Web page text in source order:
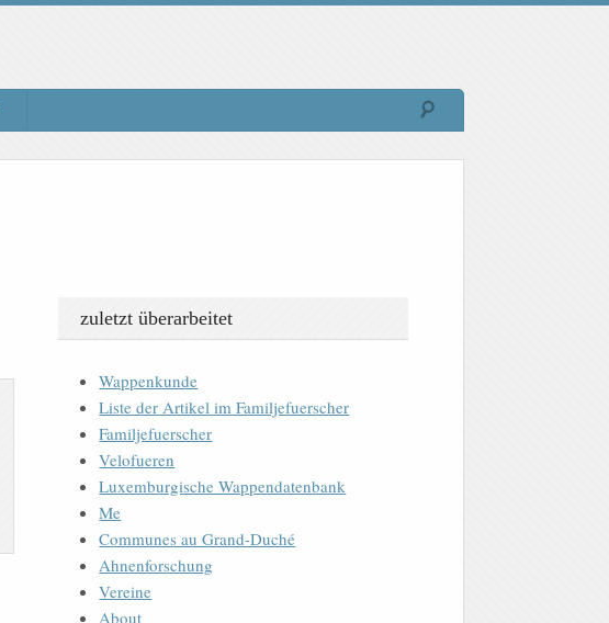
zuletzt überarbeitet
Wappenkunde
Liste der Artikel im Familjefuerscher
Familjefuerscher
Velofueren
Luxemburgische Wappendatenbank
Me
Communes au Grand-Duché
Ahnenforschung
Vereine
About